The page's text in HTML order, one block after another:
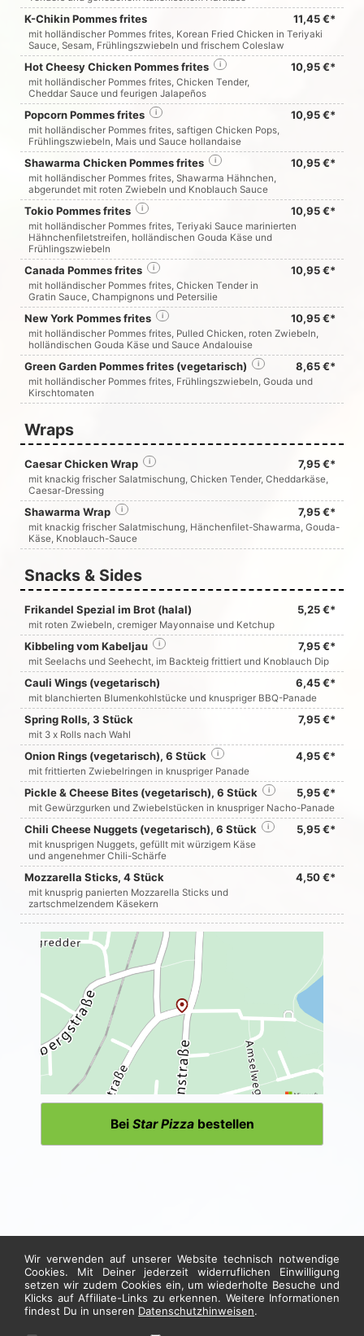
K-Chikin Pommes frites 11,45 €*
mit holländischer Pommes frites, Korean Fried Chicken in Teriyaki
Sauce, Sesam, Frühlingszwiebeln und frischem Coleslaw
Hot Cheesy Chicken Pommes frites 10,95 €*
i
mit holländischer Pommes frites, Chicken Tender,
Cheddar Sauce und feurigen Jalapeños
Popcorn Pommes frites 10,95 €*
i
mit holländischer Pommes frites, saftigen Chicken Pops,
Frühlingszwiebeln, Mais und Sauce hollandaise
Shawarma Chicken Pommes frites 10,95 €*
i
mit holländischer Pommes frites, Shawarma Hähnchen,
abgerundet mit roten Zwiebeln und Knoblauch Sauce
Tokio Pommes frites 10,95 €*
i
mit holländischer Pommes frites, Teriyaki Sauce marinierten
Hähnchenfiletstreifen, holländischen Gouda Käse und
Frühlingszwiebeln
Canada Pommes frites 10,95 €*
i
mit holländischer Pommes frites, Chicken Tender in
Gratin Sauce, Champignons und Petersilie
New York Pommes frites 10,95 €*
i
mit holländischer Pommes frites, Pulled Chicken, roten Zwiebeln,
holländischen Gouda Käse und Sauce Andalouise
Green Garden Pommes frites (vegetarisch) 8,65 €*
i
mit holländischer Pommes frites, Frühlingszwiebeln, Gouda und
Kirschtomaten
Wraps
Caesar Chicken Wrap 7,95 €*
i
mit knackig frischer Salatmischung, Chicken Tender, Cheddarkäse,
Caesar-Dressing
Shawarma Wrap 7,95 €*
i
mit knackig frischer Salatmischung, Hänchenfilet-Shawarma, Gouda-
Käse, Knoblauch-Sauce
Snacks & Sides
Frikandel Spezial im Brot (halal) 5,25 €*
mit roten Zwiebeln, cremiger Mayonnaise und Ketchup
Kibbeling vom Kabeljau 7,95 €*
i
mit Seelachs und Seehecht, im Backteig frittiert und Knoblauch Dip
Cauli Wings (vegetarisch) 6,45 €*
mit blanchierten Blumenkohlstücke und knuspriger BBQ-Panade
Spring Rolls, 3 Stück 7,95 €*
mit 3 x Rolls nach Wahl
Onion Rings (vegetarisch), 6 Stück 4,95 €*
i
mit frittierten Zwiebelringen in knuspriger Panade
Pickle & Cheese Bites (vegetarisch), 6 Stück 5,95 €*
i
mit Gewürzgurken und Zwiebelstücken in knuspriger Nacho-Panade
Chili Cheese Nuggets (vegetarisch), 6 Stück 5,95 €*
i
mit knusprigen Nuggets, gefüllt mit würzigem Käse
und angenehmer Chili-Schärfe
Mozzarella Sticks, 4 Stück 4,50 €*
mit knusprig panierten Mozzarella Sticks und
zartschmelzendem Käsekern
Bei Star Pizzabestellen
Wir verwenden auf unserer Website technisch notwendige
Cookies. Mit Deiner jederzeit widerruflichen Einwilligung
setzen wir zudem Cookies ein, um wiederholte Besuche und
Klicks auf Affiliate-Links zu erkennen. Weitere Informationen
findest Du in unseren Datenschutzhinweisen.